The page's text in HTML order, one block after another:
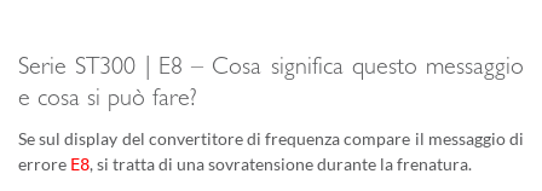
Serie ST300 | E8 – Cosa significa questo messaggio
e cosa si può fare?
Se sul display del convertitore di frequenza compare il messaggio di
errore E8, si tratta di una sovratensione durante la frenatura.